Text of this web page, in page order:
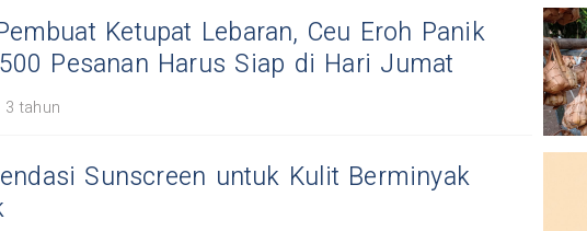
Ketupat Lebaran, Ceu Eroh Panik
Pesanan Harus Siap di Hari Jumat
3 tahun
Sunscreen untuk Kulit Berminyak